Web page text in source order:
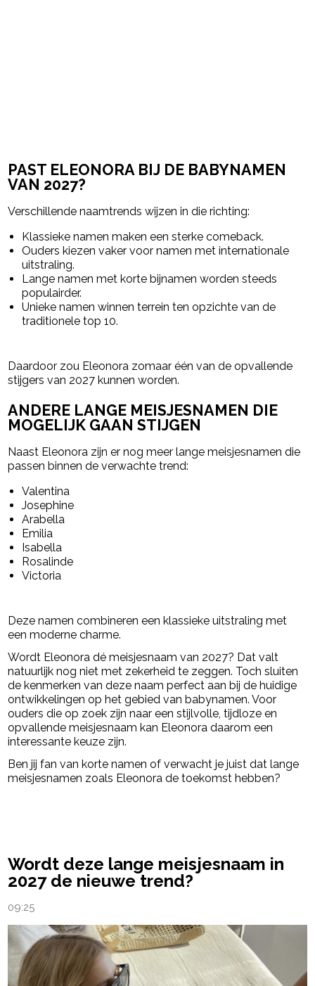
PAST ELEONORA BIJ DE BABYNAMEN
VAN 2027?
Verschillende naamtrends wijzen in die richting:
Klassieke namen maken een sterke comeback.
Ouders kiezen vaker voor namen met internationale
uitstraling.
Lange namen met korte bijnamen worden steeds
populairder.
Unieke namen winnen terrein ten opzichte van de
traditionele top 10.
Daardoor zou Eleonora zomaar één van de opvallende
stijgers van 2027 kunnen worden.
ANDERE LANGE MEISJESNAMEN DIE
MOGELIJK GAAN STIJGEN
Naast Eleonora zijn er nog meer lange meisjesnamen die
passen binnen de verwachte trend:
Valentina
Josephine
Arabella
Emilia
Isabella
Rosalinde
Victoria
Deze namen combineren een klassieke uitstraling met
een moderne charme.
Wordt Eleonora dé meisjesnaam van 2027? Dat valt
natuurlijk nog niet met zekerheid te zeggen. Toch sluiten
de kenmerken van deze naam perfect aan bij de huidige
ontwikkelingen op het gebied van babynamen. Voor
ouders die op zoek zijn naar een stijlvolle, tijdloze en
opvallende meisjesnaam kan Eleonora daarom een
interessante keuze zijn.
Ben jij fan van korte namen of verwacht je juist dat lange
meisjesnamen zoals Eleonora de toekomst hebben?
Wordt deze lange meisjesnaam in
2027 de nieuwe trend?
09:25